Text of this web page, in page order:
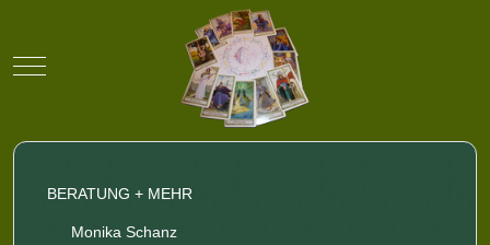
Mobile Menu Toggle
BERATUNG + MEHR
Monika Schanz